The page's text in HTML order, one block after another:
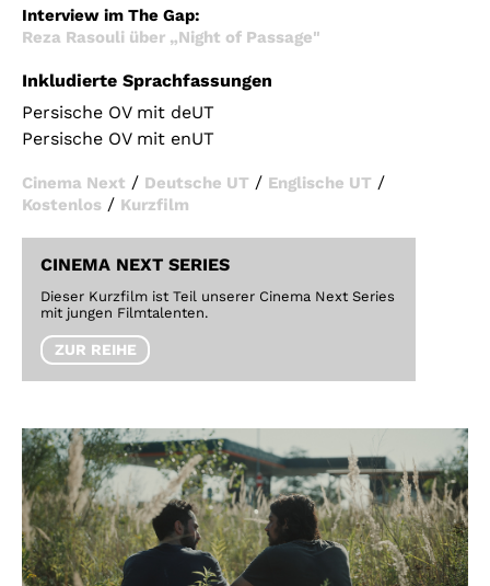
Interview im The Gap:
Reza Rasouli über „Night of Passage"
Inkludierte Sprachfassungen
Persische OV mit deUT
Persische OV mit enUT
Cinema Next / Deutsche UT / Englische UT /
Kostenlos / Kurzfilm
CINEMA NEXT SERIES
Dieser Kurzfilm ist Teil unserer Cinema Next Series
mit jungen Filmtalenten.
ZUR REIHE